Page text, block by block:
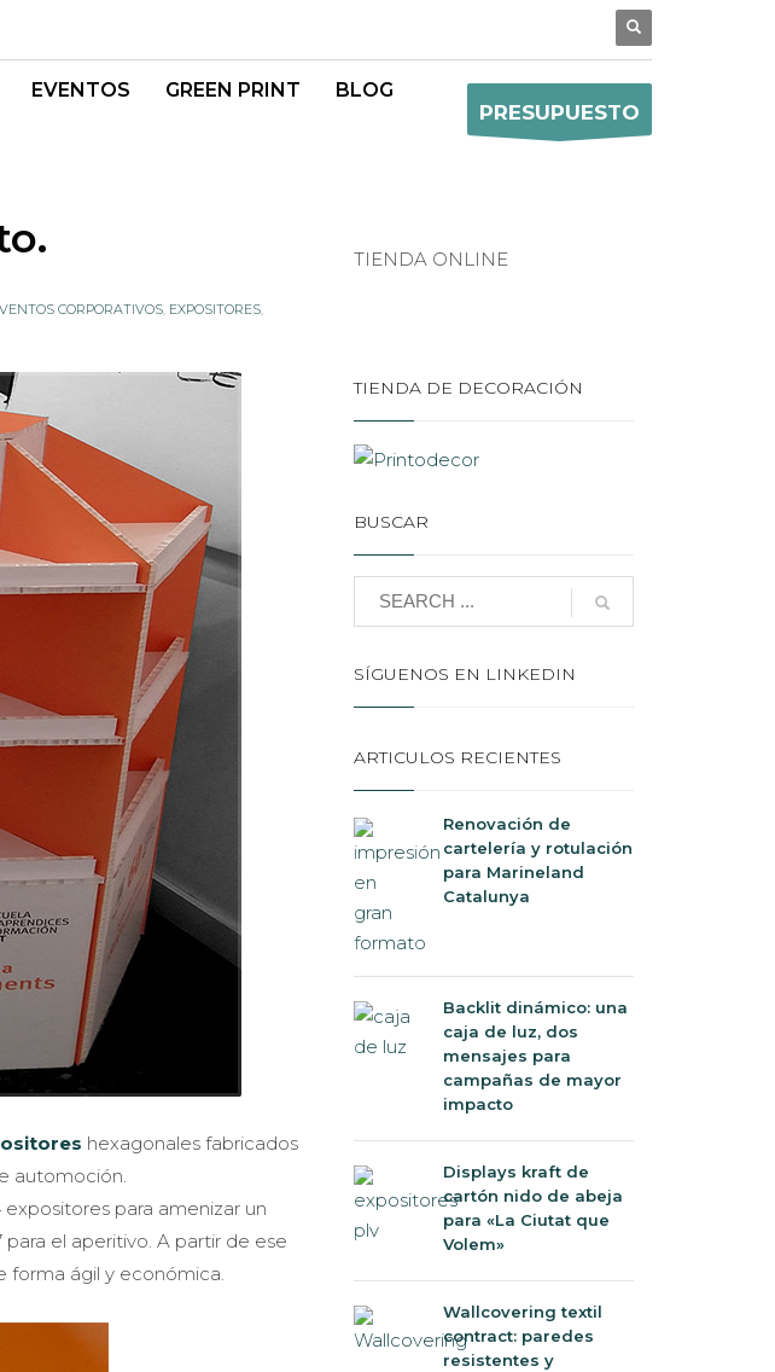
EVENTOS GREEN PRINT
BLOG
PRESUPUESTO
CORPORATIVOS, EXPOSITORES,
hexagonales fabricados
automoción.
para amenizar un
el aperitivo. A partir de ese
forma ágil y económica.
TIENDA ONLINE
TIENDA DE DECORACIÓN
BUSCAR
SÍGUENOS EN LINKEDIN
ARTICULOS RECIENTES
Renovación de
cartelería y rotulación
para Marineland
Catalunya
Backlit dinámico: una
caja de luz, dos
mensajes para
campañas de mayor
impacto
Displays kraft de
cartón nido de abeja
para «La Ciutat que
Volem»
Wallcovering textil
contract: paredes
resistentes y